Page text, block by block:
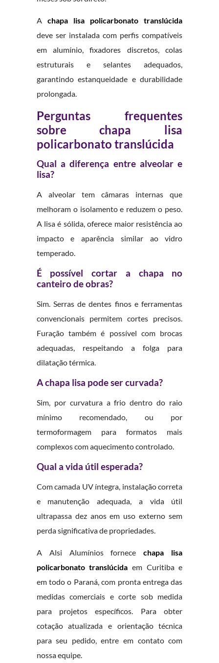
A chapa lisa policarbonato translúcida
deve ser instalada com perfis compatíveis
em alumínio, fixadores discretos, colas
estruturais e selantes adequados,
garantindo estanqueidade e durabilidade
prolongada.
Perguntas frequentes
sobre chapa lisa
policarbonato translúcida
Qual a diferença entre alveolar e
lisa?
A alveolar tem câmaras internas que
melhoram o isolamento e reduzem o peso.
A lisa é sólida, oferece maior resistência ao
impacto e aparência similar ao vidro
temperado.
É possível cortar a chapa no
canteiro de obras?
Sim. Serras de dentes finos e ferramentas
convencionais permitem cortes precisos.
Furação também é possível com brocas
adequadas, respeitando a folga para
dilatação térmica.
A chapa lisa pode ser curvada?
Sim, por curvatura a frio dentro do raio
mínimo recomendado, ou por
termoformagem para formatos mais
complexos com aquecimento controlado.
Qual a vida útil esperada?
Com camada UV íntegra, instalação correta
e manutenção adequada, a vida útil
ultrapassa dez anos em uso externo sem
perda significativa de propriedades.
A Alsi Alumínios fornecechapa lisa
policarbonato translúcida em Curitiba e
em todo o Paraná, com pronta entrega das
medidas comerciais e corte sob medida
para projetos específicos. Para obter
cotação atualizada e orientação técnica
para seu pedido, entre em contato com
nossa equipe.